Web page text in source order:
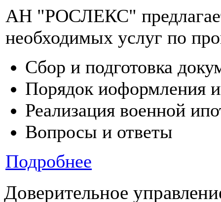
АН "РОСЛЕКС"
необходимых услуг по
Сбор и подготовка
Порядок иоформления
Реализация военной
Вопросы и ответы
Подробнее
Доверительное